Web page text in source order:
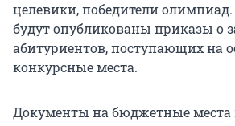
целевики, победители олимпиад.
будут опубликованы приказы о
абитуриентов, поступающих на
конкурсные места.
Документы на бюджетные места